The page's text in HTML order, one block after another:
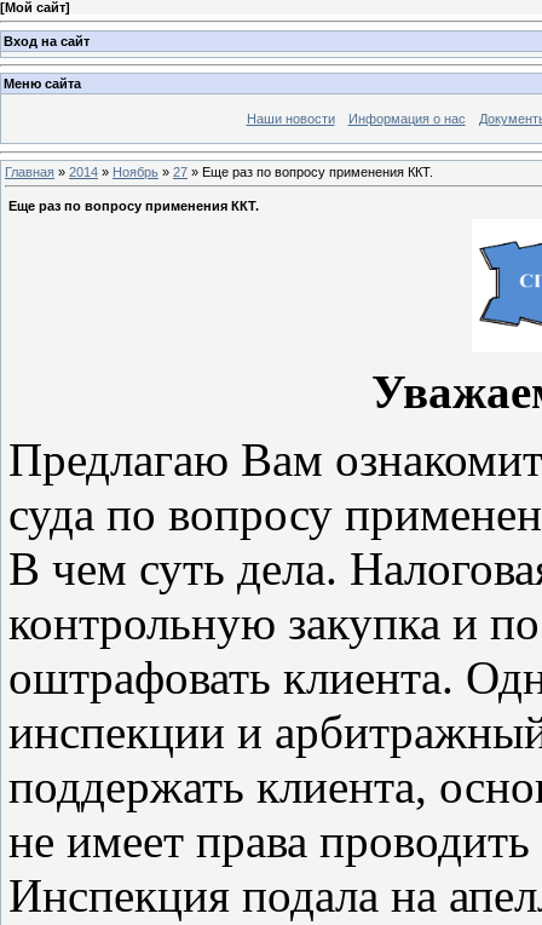
[Мой сайт]
Вход на сайт
Меню сайта
Наши новости Информация о нас
Главная » 2014 » Ноябрь » 27 » Еще раз по вопросу применения ККТ.
Еще раз по вопросу применения ККТ.
Предлагаю Вам
суда по вопросу
В чем суть дела.
контрольную закупка и
оштрафовать клиента.
инспекции и
поддержать клиента,
не имеет права
Инспекция подала на